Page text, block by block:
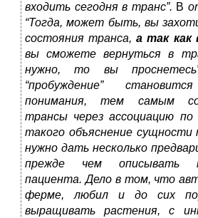
входить сегодня в транс”. В
“Тогда, может быть, вы
состояния транса, а так как
вы сможете вернуться в
нужно, то вы
“пробуждение”
понимания, тем самым
трансы через ассоциацию по
такого объяснение сущности
нужно дать несколько
прежде чем описывать
пациента. Дело в том, что
ферме, любил и до сих
выращивать растения, с